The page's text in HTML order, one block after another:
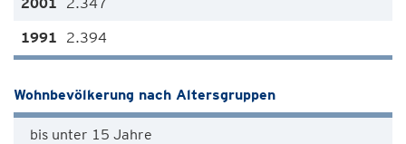
2.394
Wohnbevölkerung nach Altersgruppen
bis unter 15 Jahre